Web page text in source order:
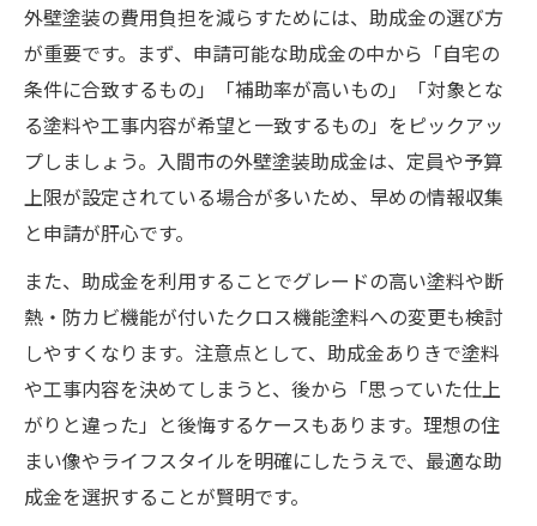
外壁塗装の費用負担を減らすためには、助成金の選び方
が重要です。まず、申請可能な助成金の中から「自宅の
条件に合致するもの」「補助率が高いもの」「対象とな
る塗料や工事内容が希望と一致するもの」をピックアッ
プしましょう。入間市の外壁塗装助成金は、定員や予算
上限が設定されている場合が多いため、早めの情報収集
と申請が肝心です。
また、助成金を利用することでグレードの高い塗料や断
熱・防カビ機能が付いたクロス機能塗料への変更も検討
しやすくなります。注意点として、助成金ありきで塗料
や工事内容を決めてしまうと、後から「思っていた仕上
がりと違った」と後悔するケースもあります。理想の住
まい像やライフスタイルを明確にしたうえで、最適な助
成金を選択することが賢明です。